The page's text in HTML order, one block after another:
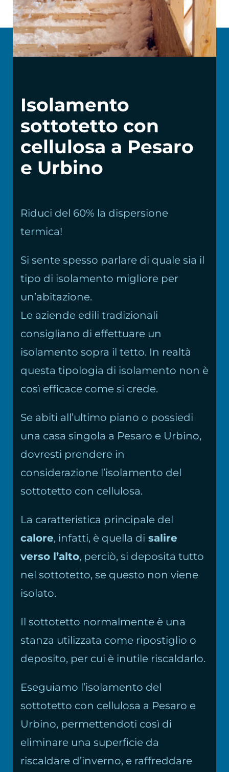
Chi siamo
Isolamento
sottotetto con
cellulosa a Pesaro
e Urbino
Riduci del 60% la dispersione
termica!
Si sente spesso parlare di quale sia il
tipo di isolamento migliore per
un’abitazione.
Le aziende edili tradizionali
consigliano di effettuare un
isolamento sopra il tetto. In realtà
questa tipologia di isolamento non è
così efficace come si crede.
Se abiti all’ultimo piano o possiedi
una casa singola a Pesaro e Urbino,
dovresti prendere in
considerazione l’isolamento del
sottotetto con cellulosa.
La caratteristica principale del
calore, infatti, è quella di salire
verso l’alto, perciò, si deposita tutto
nel sottotetto, se questo non viene
isolato.
Il sottotetto normalmente è una
stanza utilizzata come ripostiglio o
deposito, per cui è inutile riscaldarlo.
Eseguiamo l’isolamento del
sottotetto con cellulosa a Pesaro e
Urbino, permettendoti così di
eliminare una superficie da
riscaldare d’inverno, e raffreddare